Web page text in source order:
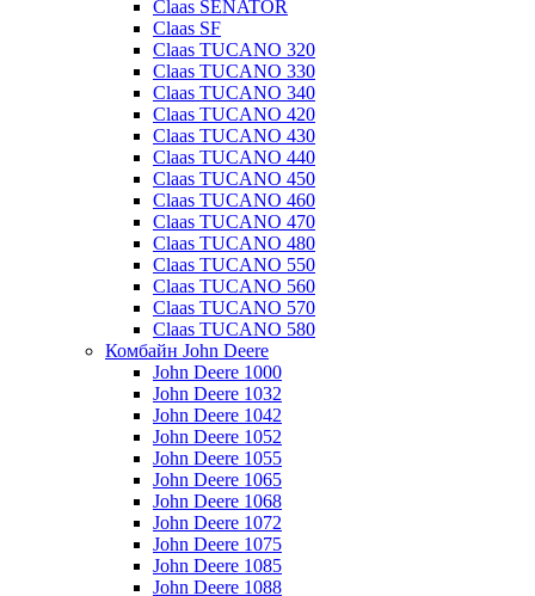
Claas SENATOR
Claas SF
Claas TUCANO 320
Claas TUCANO 330
Claas TUCANO 340
Claas TUCANO 420
Claas TUCANO 430
Claas TUCANO 440
Claas TUCANO 450
Claas TUCANO 460
Claas TUCANO 470
Claas TUCANO 480
Claas TUCANO 550
Claas TUCANO 560
Claas TUCANO 570
Claas TUCANO 580
Комбайн John Deere
John Deere 1000
John Deere 1032
John Deere 1042
John Deere 1052
John Deere 1055
John Deere 1065
John Deere 1068
John Deere 1072
John Deere 1075
John Deere 1085
John Deere 1088